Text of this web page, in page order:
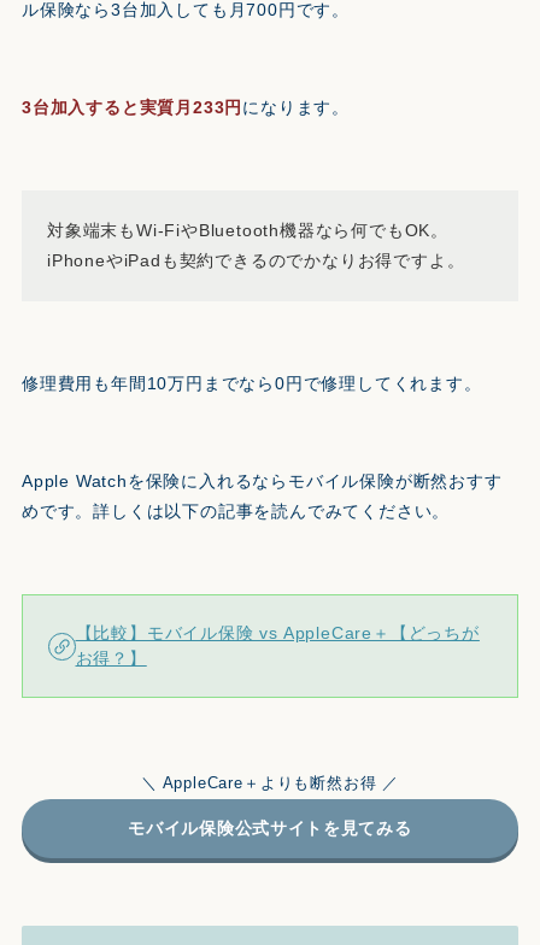
ル保険なら3台加入しても月700円です。
3台加入すると実質月233円 になります。
対象端末もWi-FiやBluetooth機器なら何でもOK。
iPhoneやiPadも契約できるのでかなりお得ですよ。
修理費用も年間10万円までなら0円で修理してくれます。
Apple Watchを保険に入れるならモバイル保険が断然おすす
めです。詳しくは以下の記事を読んでみてください。
【比較】モバイル保険 vs AppleCare＋【どっちが
お得？】
＼ AppleCare＋よりも断然お得 ／
モバイル保険公式サイトを見てみる